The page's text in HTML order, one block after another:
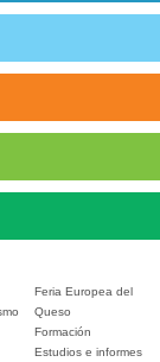
Feria Europea del
Queso
Formación
Estudios e informes